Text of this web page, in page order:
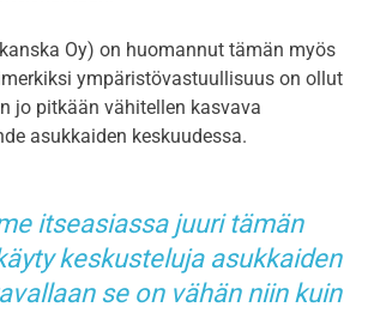
Oy) on huomannut tämän myös
ympäristövastuullisuus on ollut
jo pitkään vähitellen kasvava
asukkaiden keskuudessa.
itseasiassa juuri tämän
keskusteluja asukkaiden
se on vähän niin kuin